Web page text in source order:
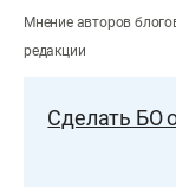
Мнение авторов
редакции
Сделать БО